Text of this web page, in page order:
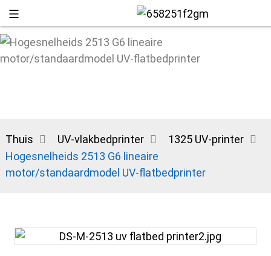
Thuis UV-vlakbedprinter
1325 UV-printer
Hogesnelheids 2513 G6 lineaire
motor/standaardmodel UV-flatbedprinter